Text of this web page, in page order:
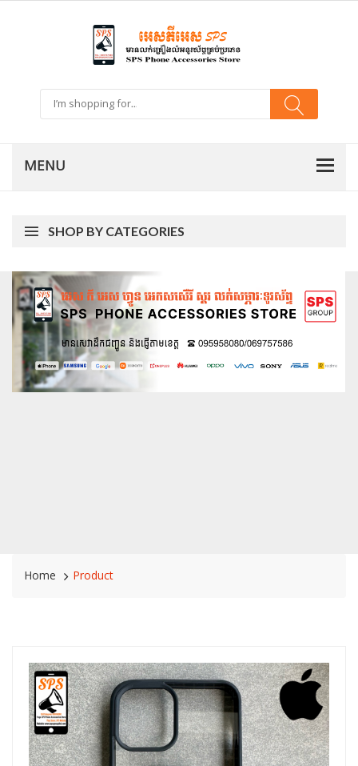
SHOP BY CATEGORIES
Home Product